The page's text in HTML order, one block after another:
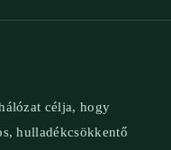
célja, hogy
hulladékcsökkentő